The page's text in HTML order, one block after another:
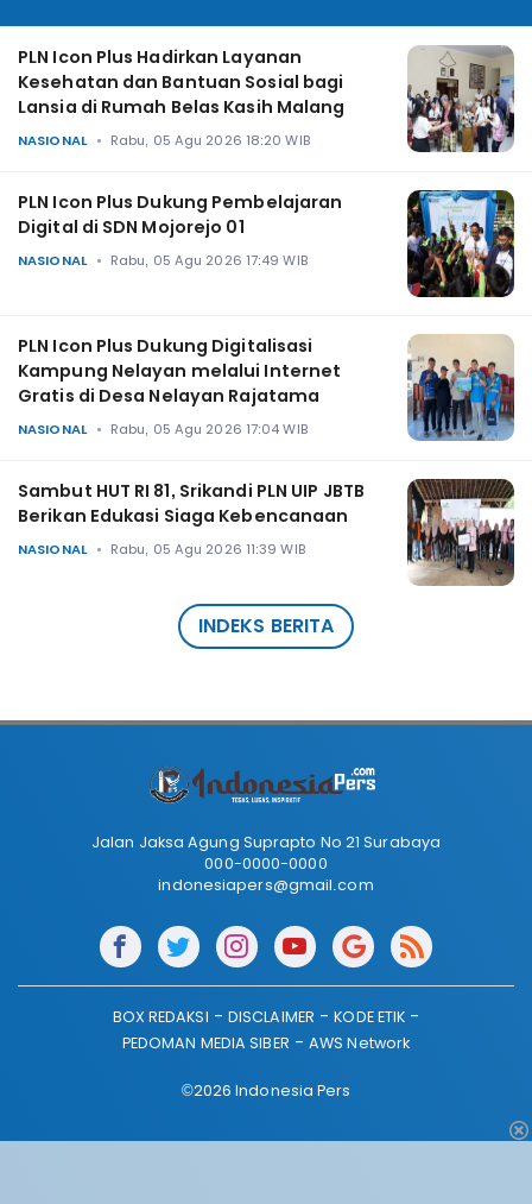
PLN Icon Plus Hadirkan Layanan
Kesehatan dan Bantuan Sosial bagi
Lansia di Rumah Belas Kasih Malang
NASIONAL Rabu, 05 Agu 2026 18:20 WIB
PLN Icon Plus Dukung Pembelajaran
Digital di SDN Mojorejo 01
NASIONAL Rabu, 05 Agu 2026 17:49 WIB
PLN Icon Plus Dukung Digitalisasi
Kampung Nelayan melalui Internet
Gratis di Desa Nelayan Rajatama
NASIONAL Rabu, 05 Agu 2026 17:04 WIB
Sambut HUT RI 81, Srikandi PLN UIP JBTB
Berikan Edukasi Siaga Kebencanaan
NASIONAL Rabu, 05 Agu 2026 11:39 WIB
INDEKS BERITA
Jalan Jaksa Agung Suprapto No 21 Surabaya
000-0000-0000
indonesiapers@gmail.com
BOX REDAKSI DISCLAIMER
KODE ETIK
PEDOMAN MEDIA SIBER
AWS Network
©2026 Indonesia Pers